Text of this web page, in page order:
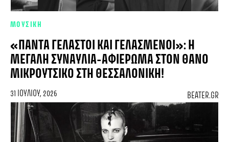
ΜΟΥΣΙΚΗ
«ΠΆΝΤΑ ΓΕΛΑΣΤΟΊ ΚΑΙ ΓΕΛΑΣΜΈΝΟΙ»: Η
ΜΕΓΆΛΗ ΣΥΝΑΥΛΊΑ-ΑΦΙΈΡΩΜΑ ΣΤΟΝ ΘΆΝΟ
ΜΙΚΡΟΎΤΣΙΚΟ ΣΤΗ ΘΕΣΣΑΛΟΝΊΚΗ!
31 ΙΟΥΛΊΟΥ, 2026 BEATER.GR